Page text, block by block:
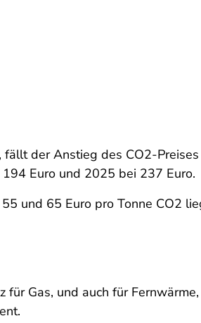
der Anstieg des CO2-
Euro und 2025 bei 237 Euro.
und 65 Euro pro Tonne CO2
Gas, und auch für